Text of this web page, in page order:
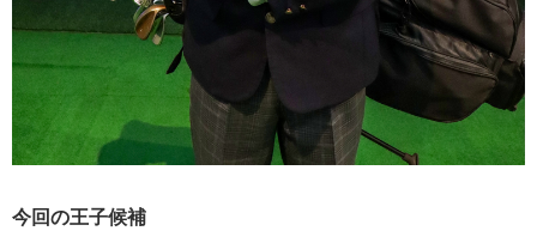
今回の王子候補